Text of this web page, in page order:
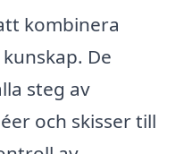
kombinera
De
steg av
och skisser till